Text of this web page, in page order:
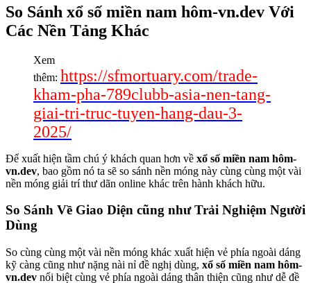
So Sánh xổ số miền nam hôm-vn.dev Với
Các Nền Tảng Khác
Xem
thêm: https://sfmortuary.com/trade-
kham-pha-789clubb-asia-nen-tang-
giai-tri-truc-tuyen-hang-dau-3-
2025/
Để xuất hiện tầm chú ý khách quan hơn về xổ số miền nam hôm-
vn.dev, bao gồm nó ta sẽ so sánh nền móng này cùng cùng một vài
nền móng giải trí thư dãn online khác trên hành khách hữu.
So Sánh Về Giao Diện cũng như Trải Nghiệm Người
Dùng
So cùng cùng một vài nền móng khác xuất hiện vẻ phía ngoài dáng
kỹ càng cũng như nặng nài nỉ đề nghị dùng, xổ số miền nam hôm-
vn.dev nổi biệt cùng vẻ phía ngoài dáng thân thiện cũng như dễ đề